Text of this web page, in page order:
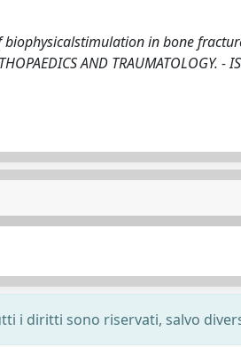
in bone
AND
i diritti sono riservati, salvo